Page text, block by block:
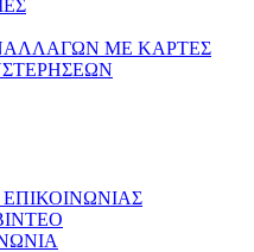
ΜΕ ΚΑΡΤΕΣ